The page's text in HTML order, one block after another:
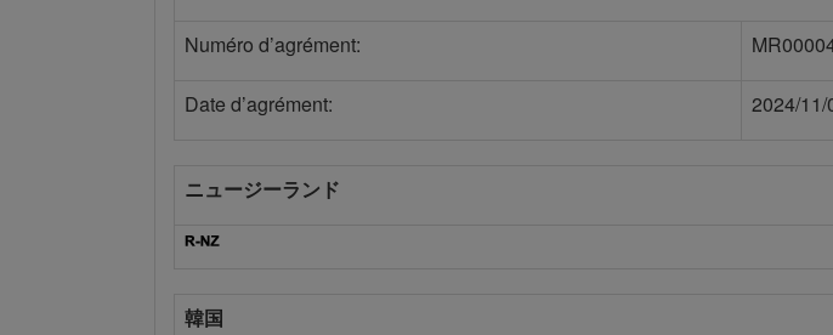
Numéro d’agrément:
Date d’agrément: 2024/11/
ニュージーランド
韓国